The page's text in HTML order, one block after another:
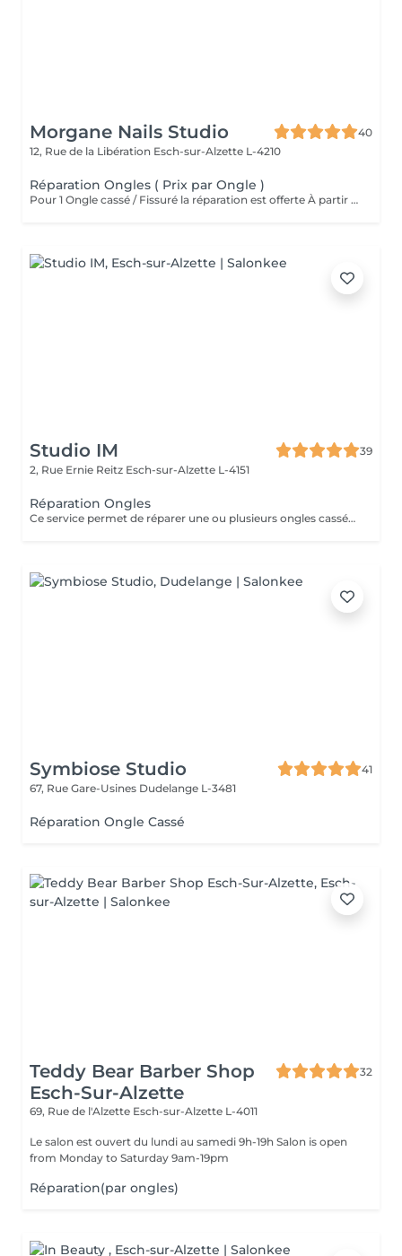
Morgane Nails Studio
40
12, Rue de la Libération Esch-sur-Alzette L-4210
Réparation Ongles ( Prix par Ongle )
Pour 1 Ongle cassé / Fissuré la réparation est offerte À partir de 2 ongles la réparation sera facturée 3 euros par ongle
Studio IM
39
2, Rue Ernie Reitz Esch-sur-Alzette L-4151
Réparation Ongles
Ce service permet de réparer une ou plusieurs ongles cassés ou abîmés, afin de retrouver une apparence harmonieuse et soignée. La réparation est valable uniquement jusqu'à 2 semaines après la pose. Au-delà de 2 semaines, une prestation de remplissage sera nécessaire.
Symbiose Studio
41
67, Rue Gare-Usines Dudelange L-3481
Réparation Ongle Cassé
Teddy Bear Barber Shop
Esch-Sur-Alzette
32
69, Rue de l'Alzette Esch-sur-Alzette L-4011
Le salon est ouvert du lundi au samedi 9h-19h Salon is open
from Monday to Saturday 9am-19pm
Réparation(par ongles)